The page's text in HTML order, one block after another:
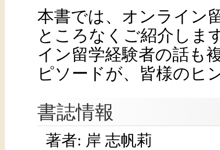
本書では、オンライン
ところなくご紹介しま
イン留学経験者の話も
ピソードが、皆様のヒ
書誌情報
著者: 岸 志帆莉